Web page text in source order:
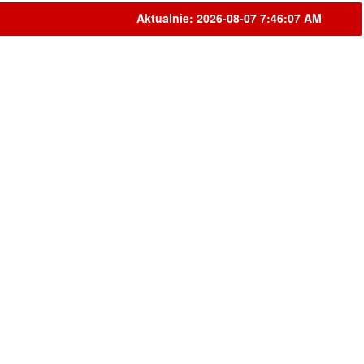
Aktualnie: 2026-08-07 7:46:07 AM